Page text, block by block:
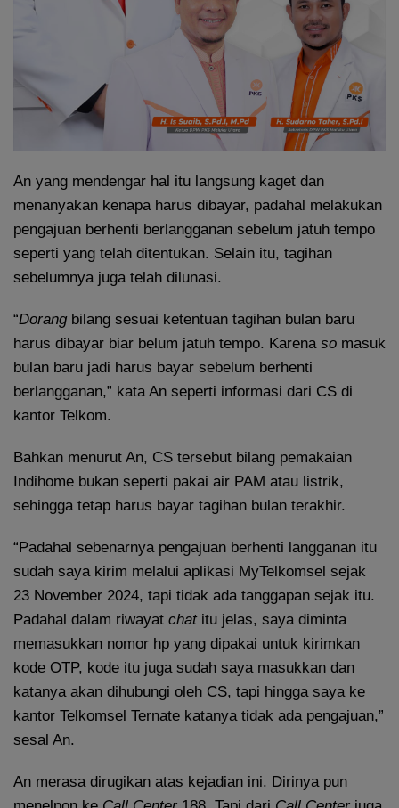
An yang mendengar hal itu langsung kaget dan
menanyakan kenapa harus dibayar, padahal melakukan
pengajuan berhenti berlangganan sebelum jatuh tempo
seperti yang telah ditentukan. Selain itu, tagihan
sebelumnya juga telah dilunasi.
“Dorangbilang sesuai ketentuan tagihan bulan baru
harus dibayar biar belum jatuh tempo. Karena so masuk
bulan baru jadi harus bayar sebelum berhenti
berlangganan,” kata An seperti informasi dari CS di
kantor Telkom.
Bahkan menurut An, CS tersebut bilang pemakaian
Indihome bukan seperti pakai air PAM atau listrik,
sehingga tetap harus bayar tagihan bulan terakhir.
“Padahal sebenarnya pengajuan berhenti langganan itu
sudah saya kirim melalui aplikasi MyTelkomsel sejak
23 November 2024, tapi tidak ada tanggapan sejak itu.
Padahal dalam riwayat chatitu jelas, saya diminta
memasukkan nomor hp yang dipakai untuk kirimkan
kode OTP, kode itu juga sudah saya masukkan dan
katanya akan dihubungi oleh CS, tapi hingga saya ke
kantor Telkomsel Ternate katanya tidak ada pengajuan,”
sesal An.
An merasa dirugikan atas kejadian ini. Dirinya pun